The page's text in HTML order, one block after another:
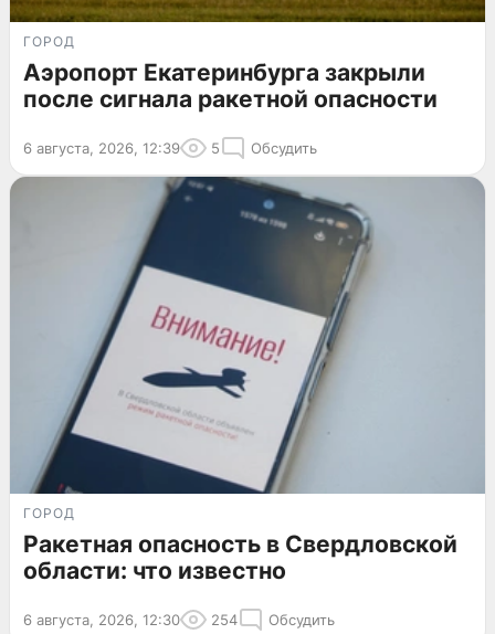
ГОРОД
Аэропорт Екатеринбурга закрыли
после сигнала ракетной опасности
6 августа, 2026, 12:39 5 Обсудить
ГОРОД
Ракетная опасность в Свердловской
области: что известно
6 августа, 2026, 12:30 254 Обсудить